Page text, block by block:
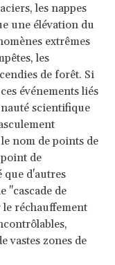
les nappes
une élévation du
extrêmes
les
de forêt. Si
événements liés
scientifique
nom de points de
de
que d'autres
"cascade de
réchauffement
vastes zones de